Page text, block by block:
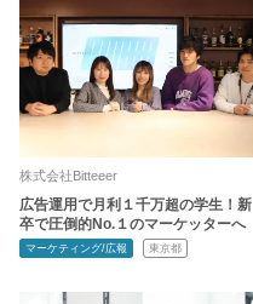
株式会社Bitteeer
広告運用で月利１千万超の学生！新
卒で圧倒的No.１のマーケッターへ
マーケティング/広報 東京都